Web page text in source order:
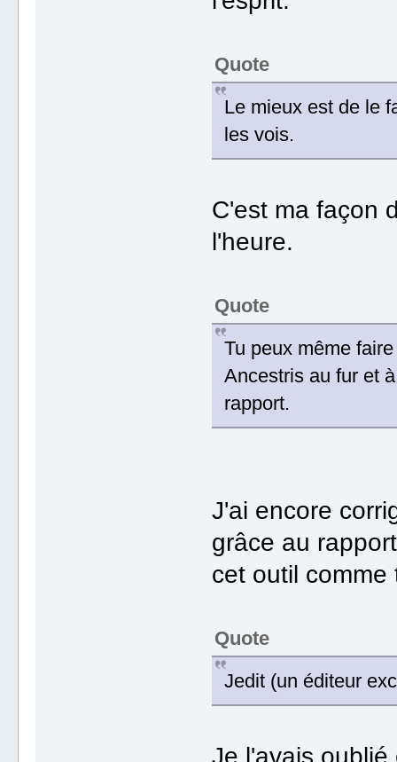
Quote
Le mieux est de le
les vois.
C'est ma façon
l'heure.
Quote
Tu peux même
Ancestris au fur et
rapport.
J'ai encore
grâce au
cet outil
Quote
Jedit (un éditeur
Je l'avais